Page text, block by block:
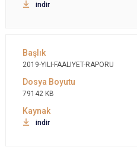
indir
2019-YILI-FAALIYET-RAPORU
79142 KB
indir